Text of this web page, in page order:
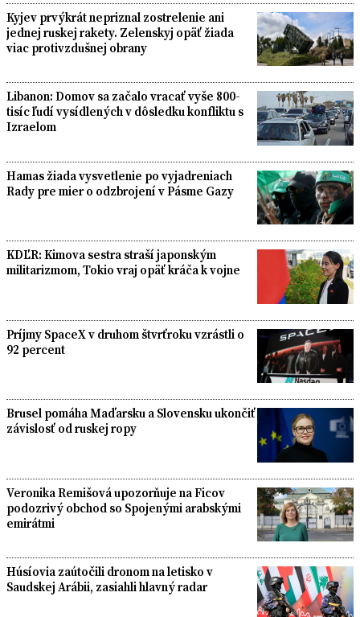
Kyjev prvýkrát nepriznal zostrelenie ani
jednej ruskej rakety. Zelenskyj opäť žiada
viac protivzdušnej obrany
Libanon: Domov sa začalo vracať vyše 800-
tisíc ľudí vysídlených v dôsledku konfliktu s
Izraelom
Hamas žiada vysvetlenie po vyjadreniach
Rady pre mier o odzbrojení v Pásme Gazy
KDĽR: Kimova sestra straší japonským
militarizmom, Tokio vraj opäť kráča k vojne
Príjmy SpaceX v druhom štvrťroku vzrástli o
92 percent
Brusel pomáha Maďarsku a Slovensku ukončiť
závislosť od ruskej ropy
Veronika Remišová upozorňuje na Ficov
podozrivý obchod so Spojenými arabskými
emirátmi
Húsíovia zaútočili dronom na letisko v
Saudskej Arábii, zasiahli hlavný radar